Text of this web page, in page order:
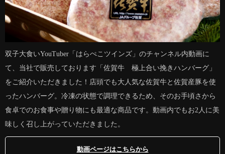
双子大食いYouTuber「はらぺこツインズ」のチャンネル内動画に
て、当社で販売しております「佐賀牛 極上合い挽きハンバーグ」
をご紹介いただきました！店頭でも大人気な佐賀牛と佐賀産豚を使
ったハンバーグ。冷凍の状態で調理できるため、そのお手頃さから
食卓でのお食事や贈り物にも最適な商品です。動画内でもお2人に美
味しく召し上がっていただきました。
動画ページはこちらから